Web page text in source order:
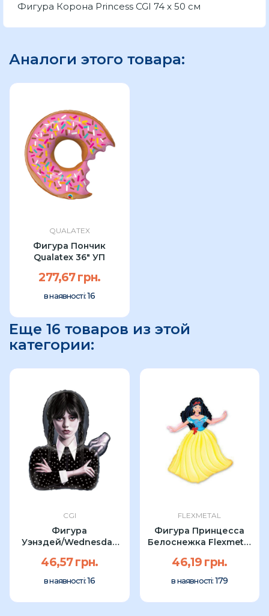
Фигура Корона Princess CGI 74 x 50 см
Аналоги этого товара:
QUALATEX
Фигура Пончик
Qualatex 36" УП
277,67 грн.
в наявності:16
Еще 16 товаров из этой
категории:
CGI
Фигура
Уэнздей/Wednesday
46,57 грн.
в наявності:16
FLEXMETAL
Фигура Принцесса
Белоснежка Flexmetal
46,19 грн.
в наявності: 179